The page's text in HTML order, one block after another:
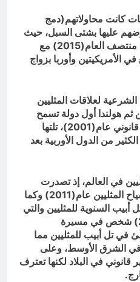
كانت محاولاتهم(دمج
عليها بشتى السبل، حيث
لم تنجح تلك المحاولات إلا في منتصف العام(2015) مع
يقع في الأمريكيتين وأوربا بزواج
لعلاقات المثليين
عام(1989) ومن ثم هولندا أول دولة تسمح
بزواج المثليين جنسياً وبشكل قانوني عام(2001)، تلتها
ثم توالت الكثير من الدول الأوربية بعد
في العالم، إذ تصدرت
قائمة المدن الأكثر جاذبية للسياح المثليين عام(2011) وكما
السنوية للمثليين والتي
حضر فيها أكثر من(250000) شخص في مسيرة
شاطئ في تل أبيب للمثليين مما
في الشرق الأوسط، وعلى
قانوني في البلاد لكنها تعترف